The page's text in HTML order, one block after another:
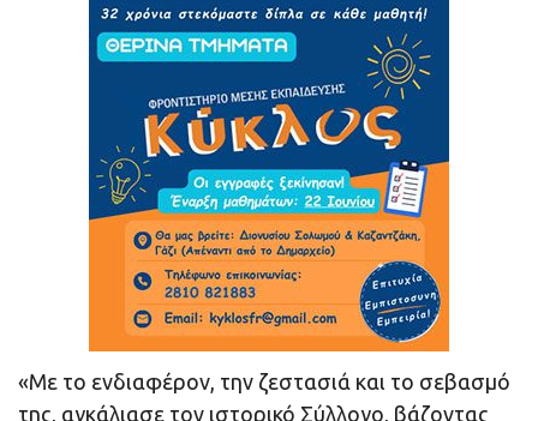
«Με το ενδιαφέρον, την ζεστασιά και το σεβασμό
της, αγκάλιασε τον ιστορικό Σύλλογο, βάζοντας